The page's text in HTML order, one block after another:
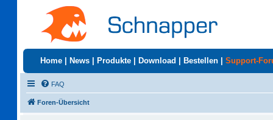
Home News Produkte Download Bestellen Support-
FAQ
Foren-Übersicht